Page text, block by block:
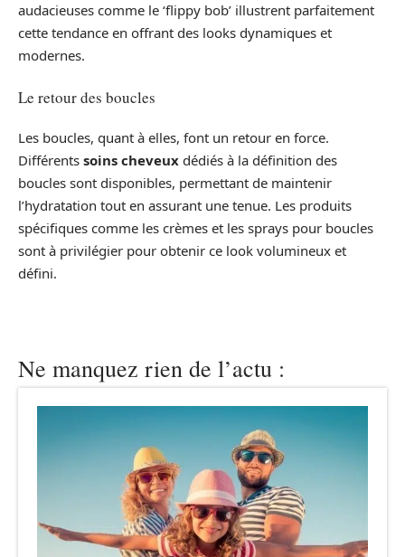
audacieuses comme le ‘flippy bob’ illustrent parfaitement
cette tendance en offrant des looks dynamiques et
modernes.
Le retour des boucles
Les boucles, quant à elles, font un retour en force.
Différents soins cheveux dédiés à la définition des
boucles sont disponibles, permettant de maintenir
l’hydratation tout en assurant une tenue. Les produits
spécifiques comme les crèmes et les sprays pour boucles
sont à privilégier pour obtenir ce look volumineux et
défini.
Ne manquez rien de l’actu :